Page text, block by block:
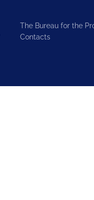
The Bureau for the
Contacts